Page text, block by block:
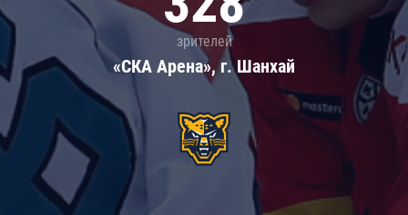
зрителей
«СКА Арена», г. Шанхай